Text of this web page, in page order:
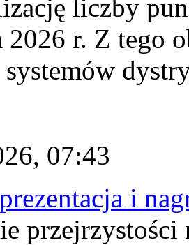
liczby
2026 r. Z tego
systemów
07:43
i